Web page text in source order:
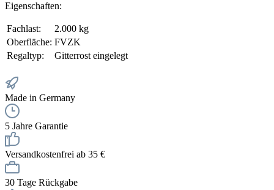
Eigenschaften:
Fachlast:
2.000 kg
Oberfläche: FVZK
Regaltyp:
Gitterrost eingelegt
Made in Germany
5 Jahre Garantie
Versandkostenfrei ab 35 €
30 Tage Rückgabe